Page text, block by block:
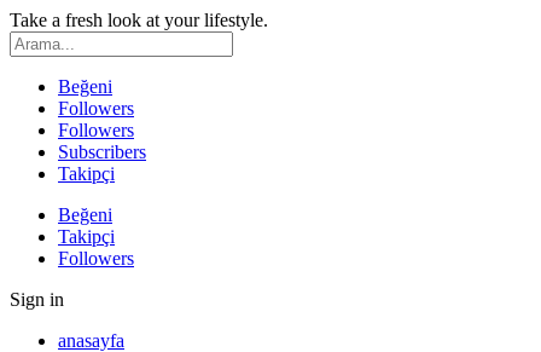
Take a fresh look at your lifestyle.
Beğeni
Followers
Followers
Subscribers
Takipçi
Beğeni
Takipçi
Followers
Sign in
anasayfa